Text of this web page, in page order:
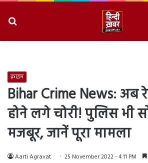
क्राइम
Bihar Crime News: अब
होने लगे चोरी! पुलिस भी
मजबूर, जानें पूरा मामला
Aarti Agravat 25 November 2022 - 4:11 PM